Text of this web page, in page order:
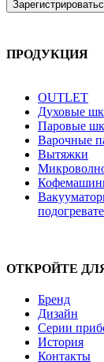
ПРОДУКЦИЯ
OUTLET
Духовые
Паровые
Варочные
Вытяжки
ОТКРОЙТЕ ДЛЯ
Бренд
Дизайн
Серии
История
Контакты